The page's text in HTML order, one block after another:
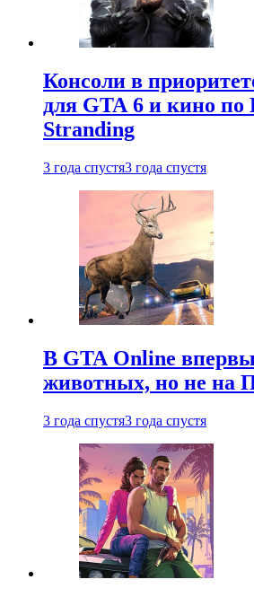
Консоли в
для GTA 6 и кино по
Stranding
3 года спустя3 года спустя
В GTA Online
животных, но не на
3 года спустя3 года спустя